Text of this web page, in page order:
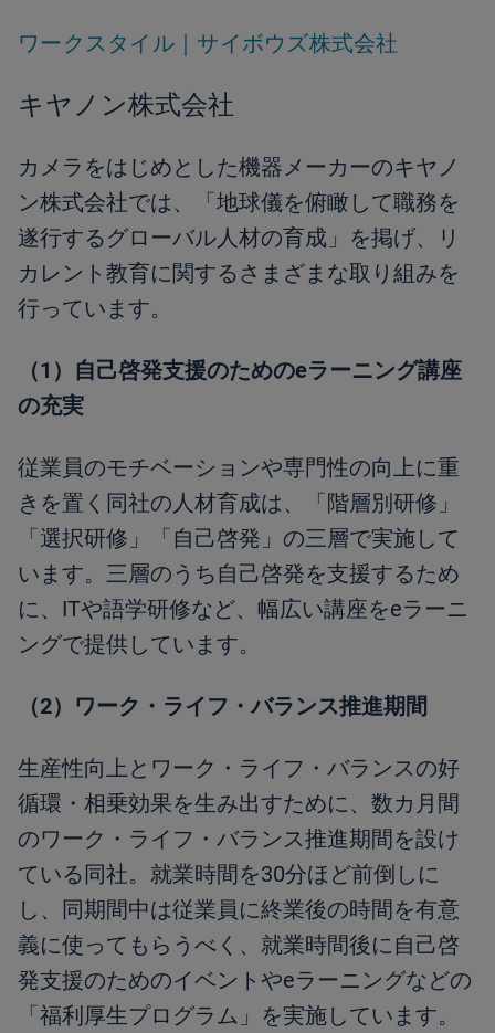
ワークスタイル｜サイボウズ株式会社
キヤノン株式会社
カメラをはじめとした機器メーカーのキヤノ
ン株式会社では、「地球儀を俯瞰して職務を
遂行するグローバル人材の育成」を掲げ、リ
カレント教育に関するさまざまな取り組みを
行っています。
（1）自己啓発支援のためのeラーニング講座
の充実
従業員のモチベーションや専門性の向上に重
きを置く同社の人材育成は、「階層別研修」
「選択研修」「自己啓発」の三層で実施して
います。三層のうち自己啓発を支援するため
に、ITや語学研修など、幅広い講座をeラーニ
ングで提供しています。
（2）ワーク・ライフ・バランス推進期間
生産性向上とワーク・ライフ・バランスの好
循環・相乗効果を生み出すために、数カ月間
のワーク・ライフ・バランス推進期間を設け
ている同社。就業時間を30分ほど前倒しに
し、同期間中は従業員に終業後の時間を有意
義に使ってもらうべく、就業時間後に自己啓
発支援のためのイベントやeラーニングなどの
「福利厚生プログラム」を実施しています。